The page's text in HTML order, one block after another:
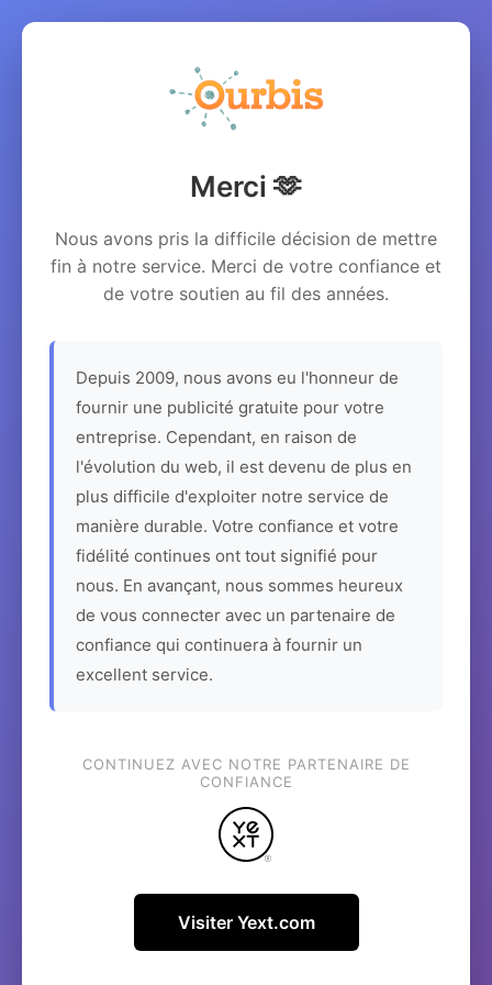
Merci 🫶
Nous avons pris la difficile décision de mettre
fin à notre service. Merci de votre confiance et
de votre soutien au fil des années.
Depuis 2009, nous avons eu l'honneur de
fournir une publicité gratuite pour votre
entreprise. Cependant, en raison de
l'évolution du web, il est devenu de plus en
plus difficile d'exploiter notre service de
manière durable. Votre confiance et votre
fidélité continues ont tout signifié pour
nous. En avançant, nous sommes heureux
de vous connecter avec un partenaire de
confiance qui continuera à fournir un
excellent service.
CONTINUEZ AVEC NOTRE PARTENAIRE DE
CONFIANCE
Visiter Yext.com